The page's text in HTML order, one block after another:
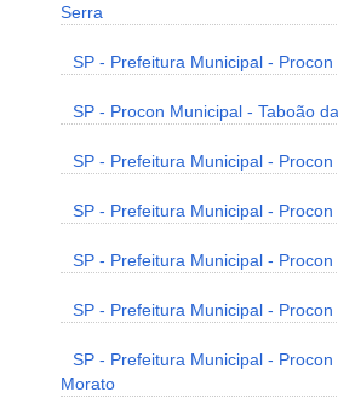
Serra
SP - Prefeitura Municipal - Procon
SP - Procon Municipal - Taboão
SP - Prefeitura Municipal -
SP - Prefeitura Municipal -
SP - Prefeitura Municipal -
SP - Prefeitura Municipal -
SP - Prefeitura Municipal -
Morato